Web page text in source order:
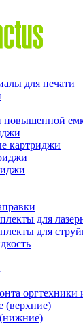
для печати
повышенной
картриджи
для
для
оргтехники
(верхние)